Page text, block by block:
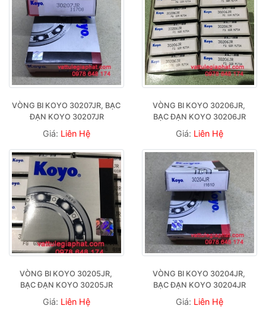
VÒNG BI KOYO 30207JR, BẠC
ĐẠN KOYO 30207JR
Giá: Liên Hệ
VÒNG BI KOYO 30206JR,
BẠC ĐẠN KOYO 30206JR
Giá: Liên Hệ
VÒNG BI KOYO 30205JR,
BẠC ĐẠN KOYO 30205JR
Giá: Liên Hệ
VÒNG BI KOYO 30204JR,
BẠC ĐẠN KOYO 30204JR
Giá: Liên Hệ